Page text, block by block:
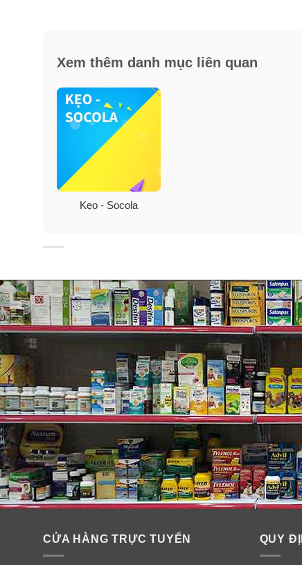
Xem thêm danh mục liên quan
Kẹo - Socola
CỬA HÀNG TRỰC TUYẾN QUY